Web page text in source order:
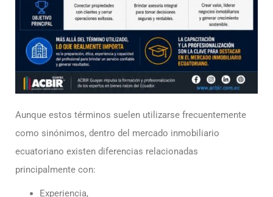
Aunque estos términos suelen utilizarse frecuentemente
como sinónimos, dentro del mercado inmobiliario
ecuatoriano existen diferencias relacionadas
principalmente con:
Experiencia,